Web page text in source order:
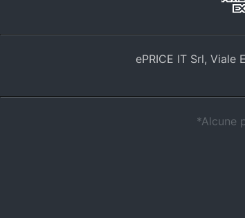
ePRICE IT Srl,
*Alcune